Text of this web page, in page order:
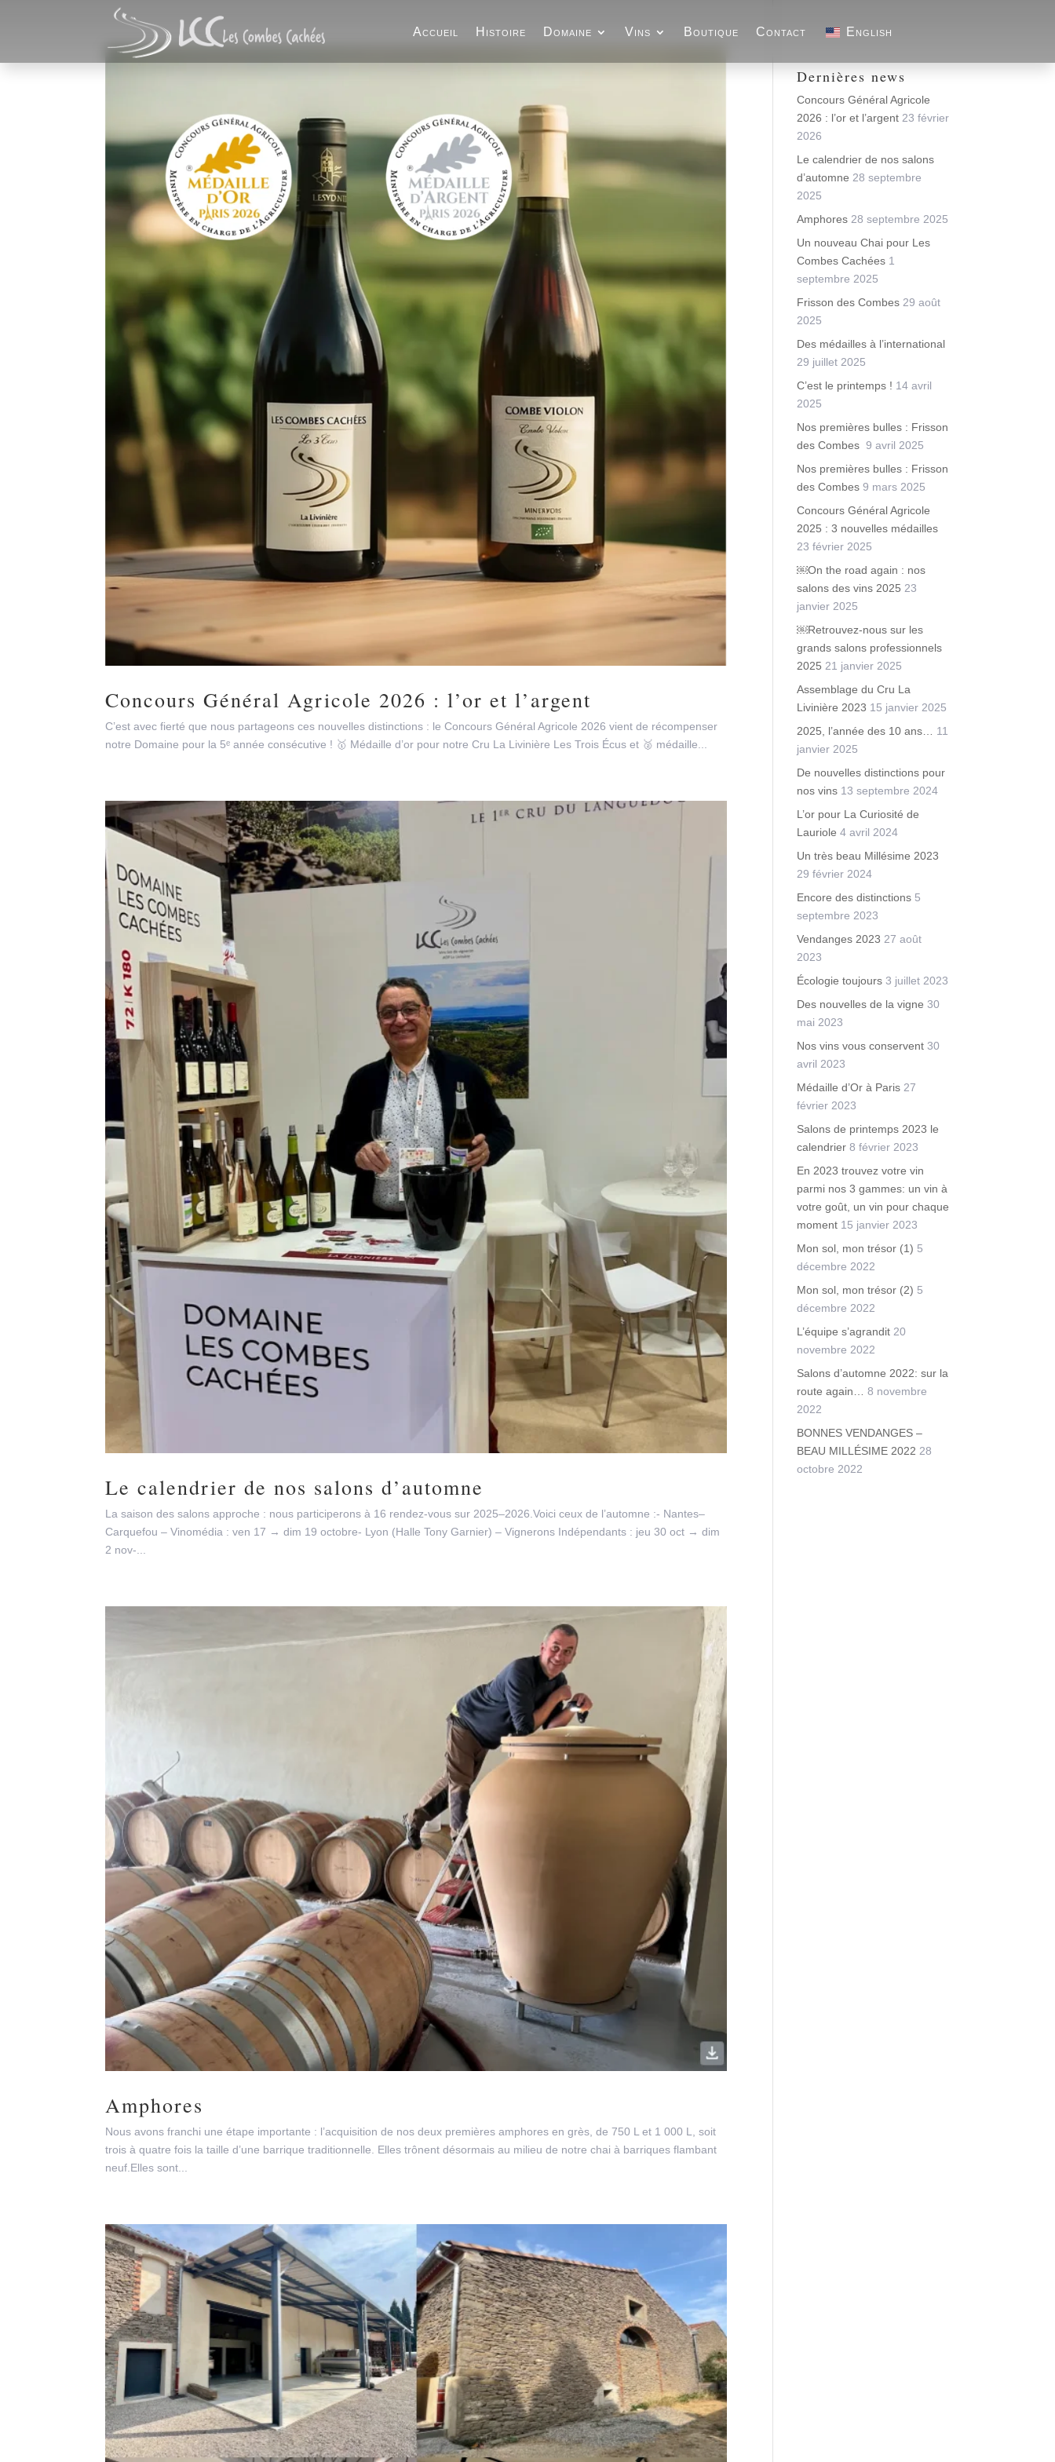
Accueil Histoire Domaine Vins Boutique Contact English
Concours Général Agricole 2026 : l’or et l’argent
C’est avec fierté que nous partageons ces nouvelles distinctions : le Concours Général Agricole 2026 vient de récompenser
notre Domaine pour la 5ᵉ année consécutive ! 🥇 Médaille d’or pour notre Cru La Livinière Les Trois Écus et 🥈 médaille...
Le calendrier de nos salons d’automne
La saison des salons approche : nous participerons à 16 rendez-vous sur 2025–2026.Voici ceux de l’automne :- Nantes–
Carquefou – Vinomédia : ven 17 → dim 19 octobre- Lyon (Halle Tony Garnier) – Vignerons Indépendants : jeu 30 oct → dim
2 nov-...
Amphores
Nous avons franchi une étape importante : l’acquisition de nos deux premières amphores en grès, de 750 L et 1 000 L, soit
trois à quatre fois la taille d’une barrique traditionnelle. Elles trônent désormais au milieu de notre chai à barriques flambant
neuf.Elles sont...
Dernières news
Concours Général Agricole
2026 : l’or et l’argent 23 février
2026
Le calendrier de nos salons
d’automne 28 septembre
2025
Amphores 28 septembre 2025
Un nouveau Chai pour Les
Combes Cachées 1
septembre 2025
Frisson des Combes 29 août
2025
Des médailles à l’international
29 juillet 2025
C’est le printemps ! 14 avril
2025
Nos premières bulles : Frisson
des Combes 9 avril 2025
Nos premières bulles : Frisson
des Combes 9 mars 2025
Concours Général Agricole
2025 : 3 nouvelles médailles
23 février 2025
￼On the road again : nos
salons des vins 2025 23
janvier 2025
￼Retrouvez-nous sur les
grands salons professionnels
2025 21 janvier 2025
Assemblage du Cru La
Livinière 2023 15 janvier 2025
2025, l’année des 10 ans…
11
janvier 2025
De nouvelles distinctions pour
nos vins 13 septembre 2024
L’or pour La Curiosité de
Lauriole 4 avril 2024
Un très beau Millésime 2023
29 février 2024
Encore des distinctions 5
septembre 2023
Vendanges 2023 27 août
2023
Écologie toujours 3 juillet 2023
Des nouvelles de la vigne 30
mai 2023
Nos vins vous conservent 30
avril 2023
Médaille d’Or à Paris 27
février 2023
Salons de printemps 2023 le
calendrier 8 février 2023
En 2023 trouvez votre vin
parmi nos 3 gammes: un vin à
votre goût, un vin pour chaque
moment 15 janvier 2023
Mon sol, mon trésor (1) 5
décembre 2022
Mon sol, mon trésor (2) 5
décembre 2022
L’équipe s’agrandit 20
novembre 2022
Salons d’automne 2022: sur la
route again…
8 novembre
2022
BONNES VENDANGES –
BEAU MILLÉSIME 2022 28
octobre 2022